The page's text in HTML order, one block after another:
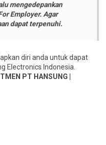
mengedepankan
Employer. Agar
dapat terpenuhi.
diri anda untuk dapat
Electronics Indonesia.
PT HANSUNG |